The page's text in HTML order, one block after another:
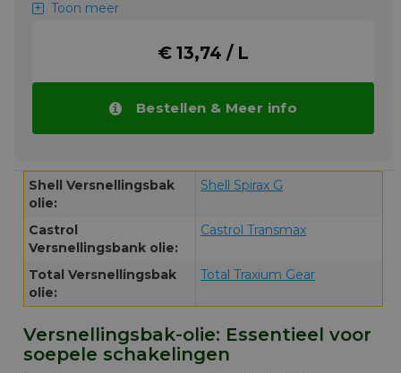
en mechanische slijtage
Let op! Prijs zakt automatisch bij grotere
TOEPASSING
met de omschrijving API GL5 wordt
gevraagd.
Toon meer
€ 13,74 / L
Bestellen & Meer info
Shell Versnellingsbak
olie:
Shell Spirax G
Castrol
Versnellingsbank olie:
Castrol Transmax
Total Versnellingsbak
olie:
Total Traxium Gear
Versnellingsbak-olie: Essentieel voor
soepele schakelingen